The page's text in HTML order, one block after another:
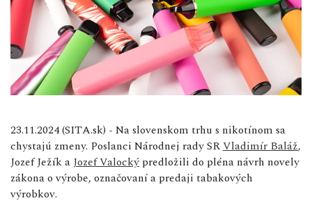
23.11.2024 (SITA.sk) - Na slovenskom trhu s nikotínom sa
chystajú zmeny. Poslanci Národnej rady SRVladimír Baláž,
Jozef Ježík a Jozef Valocký predložili do pléna návrh novely
zákona o výrobe, označovaní a predaji tabakových
výrobkov.